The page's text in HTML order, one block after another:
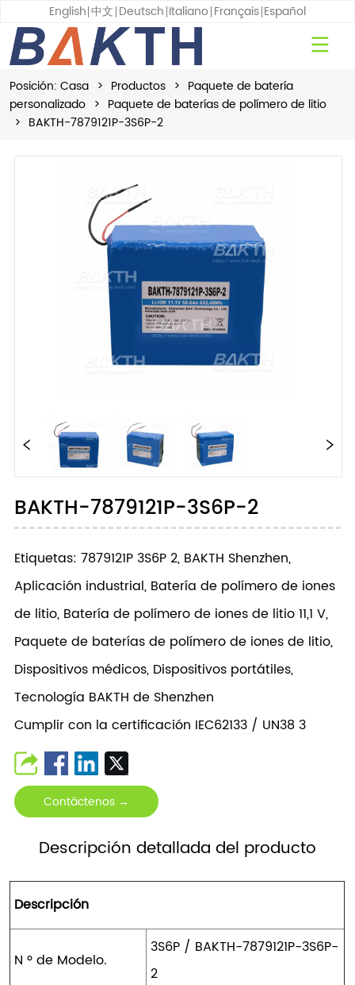
English 中文 Deutsch Italiano Français Español
Posición: Casa > Productos > Paquete de batería
personalizado > Paquete de baterías de polímero de litio
> BAKTH-7879121P-3S6P-2
BAKTH-7879121P-3S6P-2
Etiquetas: 7879121P 3S6P 2, BAKTH Shenzhen,
Aplicación industrial, Batería de polímero de iones
de litio, Batería de polímero de iones de litio 11,1 V,
Paquete de baterías de polímero de iones de litio,
Dispositivos médicos, Dispositivos portátiles,
Tecnología BAKTH de Shenzhen
Cumplir con la certificación IEC62133 / UN38 3
Contáctenos →
Descripción detallada del producto
Descripción
N º de Modelo.
3S6P / BAKTH-7879121P-3S6P-
2